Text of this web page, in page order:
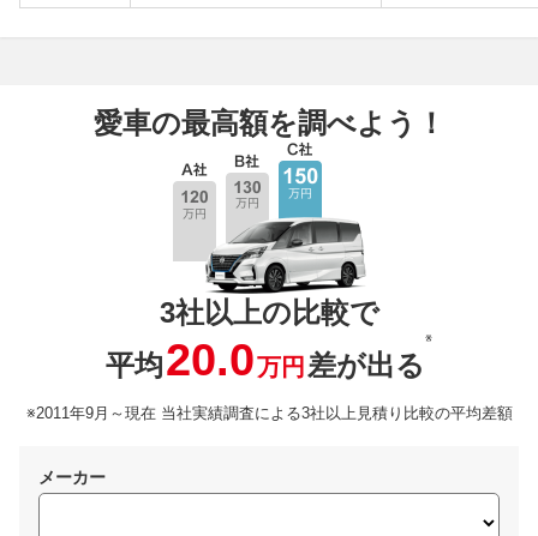
愛車の最高額を調べよう！
3社以上の比較で
平均20.0万円 差が出る
※
※2011年9月～現在 当社実績調査による3社以上見積り比較の平均差額
メーカー